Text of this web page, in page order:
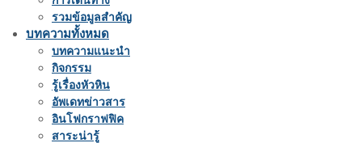
รวมข้อมูลสำคัญ
บทความทั้งหมด
บทความแนะนำ
กิจกรรม
รู้เรื่องหัวหิน
อัพเดทข่าวสาร
อินโฟกราฟฟิค
สาระน่ารู้